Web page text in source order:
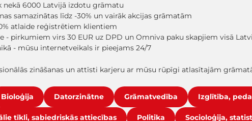
nekā 6000 Latvijā izdotu grāmatu
samazinātas līdz -30% un vairāk akcijas grāmatām
atlaide reģistrētiem klientiem
- pirkumiem virs 30 EUR uz DPD un Omniva paku skapjiem visā
- mūsu internetveikals ir pieejams 24/7
zināšanas un attīsti karjeru ar mūsu rūpīgi atlasītajām
Bioloģija Datorzinātne Grāmatvedība Izglītība,
tīkli, sabiedriskās attiecības Politika Socioloģija,